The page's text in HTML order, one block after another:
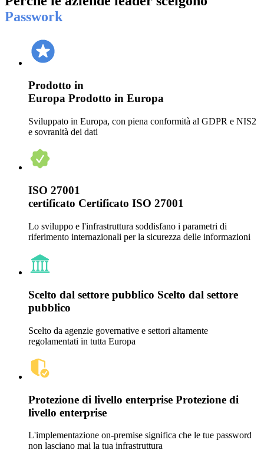
Passwork
Prodotto in
Europa Prodotto in Europa
Sviluppato in Europa, con piena conformità al GDPR e NIS2
e sovranità dei dati
ISO 27001
certificato Certificato ISO 27001
Lo sviluppo e l'infrastruttura soddisfano i parametri di
riferimento internazionali per la sicurezza delle informazioni
Scelto dal settore pubblico Scelto dal settore
pubblico
Scelto da agenzie governative e settori altamente
regolamentati in tutta Europa
Protezione di livello enterprise Protezione di
livello enterprise
L'implementazione on-premise significa che le tue password
non lasciano mai la tua infrastruttura